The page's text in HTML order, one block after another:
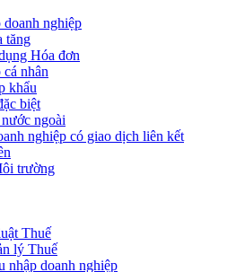
nghiệp
tăng
Hóa đơn
nhân
khẩu
biệt
ngoài
nghiệp có giao dịch liên kết
trường
Thuế
lý Thuế
nhập doanh nghiệp